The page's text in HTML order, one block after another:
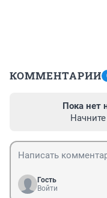
КОММЕНТАРИИ
Пока нет
Гость
Войти